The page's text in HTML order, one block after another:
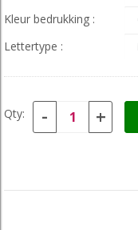
Kleur bedrukking :
Lettertype :
Qty: - +